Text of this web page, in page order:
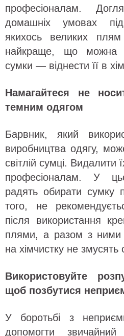
професіоналам.
домашніх умовах
якихось великих
найкраще, що можна
сумки — віднести її в
Намагайтеся не
темним одягом
Барвник, який
виробництва одягу,
світлій сумці. Видалити
професіоналам. У
радять обирати сумку
того, не
після використання
плями, а разом з ними
на хімчистку не змусять
Використовуйте
щоб позбутися
У боротьбі з
допомогти